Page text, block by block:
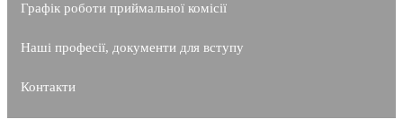
Графік роботи приймальної комісії
Наші професії, документи для вступу
Контакти